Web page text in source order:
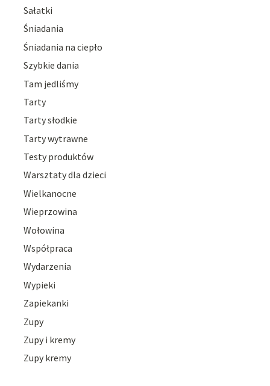
Sałatki
Śniadania
Śniadania na ciepło
Szybkie dania
Tam jedliśmy
Tarty
Tarty słodkie
Tarty wytrawne
Testy produktów
Warsztaty dla dzieci
Wielkanocne
Wieprzowina
Wołowina
Współpraca
Wydarzenia
Wypieki
Zapiekanki
Zupy
Zupy i kremy
Zupy kremy